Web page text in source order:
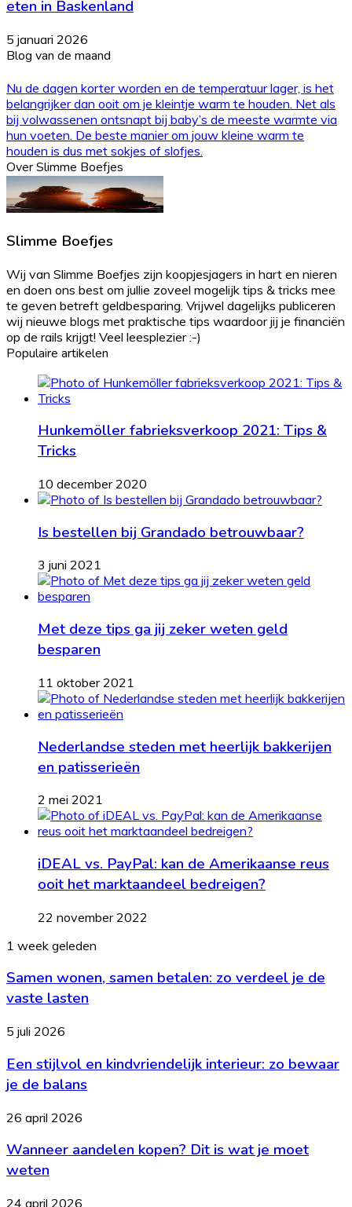
eten in Baskenland
5 januari 2026
Blog van de maand
Nu de dagen korter worden en de temperatuur lager, is het
belangrijker dan ooit om je kleintje warm te houden. Net als
bij volwassenen ontsnapt bij baby’s de meeste warmte via
hun voeten. De beste manier om jouw kleine warm te
houden is dus met sokjes of slofjes.
Over Slimme Boefjes
Slimme Boefjes
Wij van Slimme Boefjes zijn koopjesjagers in hart en nieren
en doen ons best om jullie zoveel mogelijk tips & tricks mee
te geven betreft geldbesparing. Vrijwel dagelijks publiceren
wij nieuwe blogs met praktische tips waardoor jij je financiën
op de rails krijgt! Veel leesplezier :-)
Populaire artikelen
Hunkemöller fabrieksverkoop 2021: Tips &
Tricks
10 december 2020
Is bestellen bij Grandado betrouwbaar?
3 juni 2021
Met deze tips ga jij zeker weten geld
besparen
11 oktober 2021
Nederlandse steden met heerlijk bakkerijen
en patisserieën
2 mei 2021
iDEAL vs. PayPal: kan de Amerikaanse reus
ooit het marktaandeel bedreigen?
22 november 2022
Samen
samen
betalen:
zo
je
vaste
lasten
1 week geleden
Samen wonen, samen betalen: zo verdeel je de
vaste lasten
Een
en
kindvriendelijk
interieur:
bewaar
je
de
balans
5 juli 2026
Een stijlvol en kindvriendelijk interieur: zo bewaar
je de balans
Wanneer
kopen?
is
26 april 2026
Wanneer aandelen kopen? Dit is wat je moet
weten
Geld
24 april 2026